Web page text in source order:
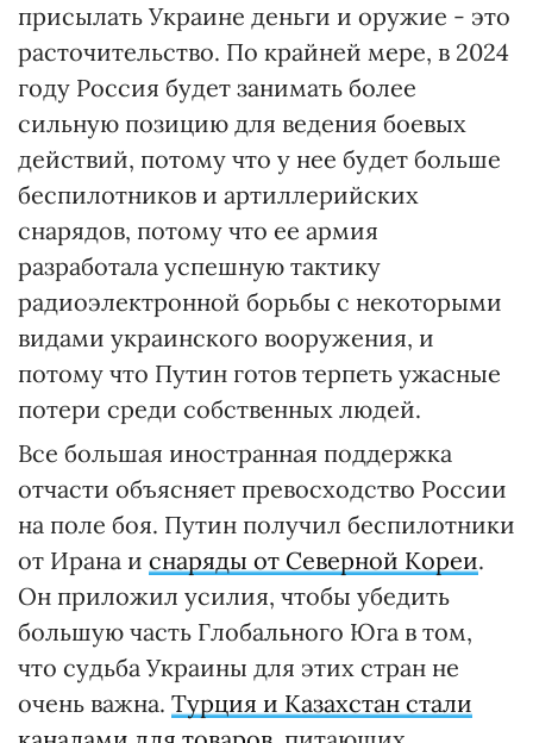
присылать Украине деньги и оружие - это
расточительство. По крайней мере, в 2024
году Россия будет занимать более
сильную позицию для ведения боевых
действий, потому что у нее будет больше
беспилотников и артиллерийских
снарядов, потому что ее армия
разработала успешную тактику
радиоэлектронной борьбы с некоторыми
видами украинского вооружения, и
потому что Путин готов терпеть ужасные
потери среди собственных людей.
Все большая иностранная поддержка
отчасти объясняет превосходство России
на поле боя. Путин получил беспилотники
от Ирана и снаряды от Северной Кореи.
Он приложил усилия, чтобы убедить
большую часть Глобального Юга в том,
что судьба Украины для этих стран не
очень важна. Турция и Казахстан стали